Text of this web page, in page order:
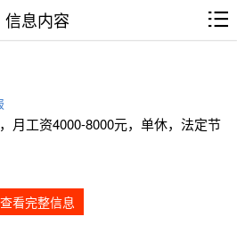
信息内容
月工资4000-8000元，单休，法定节
看完整信息